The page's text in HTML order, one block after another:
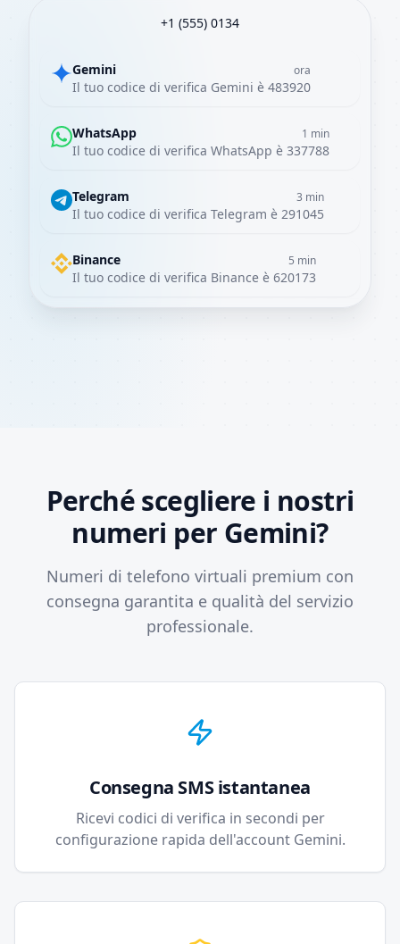
+1 (555) 0134
Gemini ora
Il tuo codice di verifica Gemini è 483920
WhatsApp 1 min
Il tuo codice di verifica WhatsApp è 337788
Telegram 3 min
Il tuo codice di verifica Telegram è 291045
Binance 5 min
Il tuo codice di verifica Binance è 620173
Perché scegliere i nostri
numeri per Gemini?
Numeri di telefono virtuali premium con
consegna garantita e qualità del servizio
professionale.
Consegna SMS istantanea
Ricevi codici di verifica in secondi per
configurazione rapida dell'account Gemini.